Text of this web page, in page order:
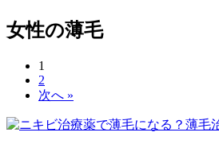
女性の薄毛
1
2
次へ »